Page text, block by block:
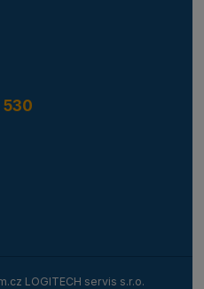
LOGITECH servis s.r.o.